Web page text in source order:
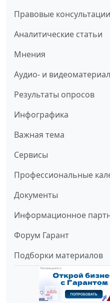
Правовые консультации
Аналитические статьи
Мнения
Аудио- и
Результаты опросов
Инфографика
Важная тема
Сервисы
Профессиональные
Документы
Информационное
Форум Гарант
Подборки материалов